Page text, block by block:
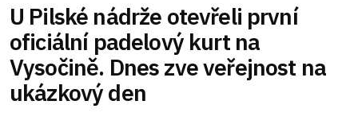
U Pilské nádrže otevřeli první
oficiální padelový kurt na
Vysočině. Dnes zve veřejnost na
ukázkový den